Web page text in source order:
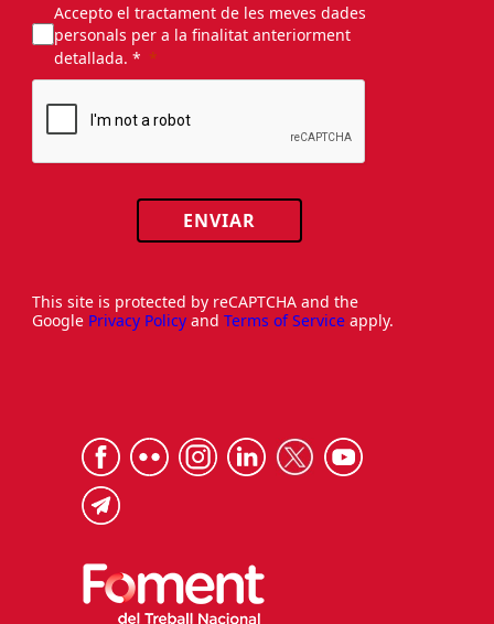
Accepto el tractament de les meves dades
personals per a la finalitat anteriorment
detallada. *
ENVIAR
This site is protected by reCAPTCHA and the
Google Privacy Policy and Terms of Service apply.